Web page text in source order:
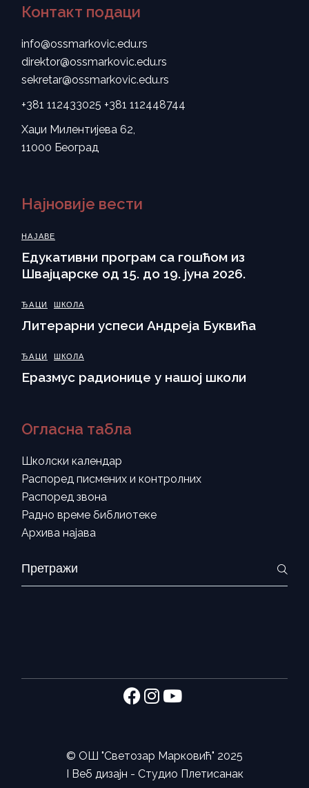
Контакт подаци
info@ossmarkovic.edu.rs
direktor@ossmarkovic.edu.rs
sekretar@ossmarkovic.edu.rs
+381 112433025 +381 112448744
Хаџи Милентијева 62,
11000 Београд
Најновије вести
НАЈАВЕ
Eдукативни програм са гошћом из
Швајцарске од 15. до 19. јуна 2026.
ЂАЦИ ШКОЛА
Литерарни успеси Андреја Буквића
ЂАЦИ ШКОЛА
Еразмус радионице у нашој школи
Огласна табла
Школски календар
Распоред писмених и контролних
Распоред звона
Радно време библиотеке
Архива најава
Search
for:
© ОШ "Светозар Марковић" 2025
I Веб дизајн - Студио Плетисанак